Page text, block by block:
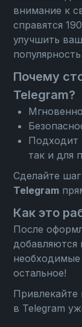
внимание к
справятся 190
улучшить
Почему
Telegram?
Подходит
так и для
Сделайте
Telegram
Как это
После
добавляются
остальное!
Привлекайте
в Telegram